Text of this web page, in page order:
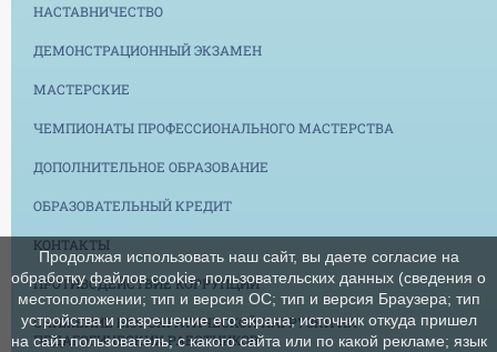
НАСТАВНИЧЕСТВО
ДЕМОНСТРАЦИОННЫЙ ЭКЗАМЕН
МАСТЕРСКИЕ
ЧЕМПИОНАТЫ ПРОФЕССИОНАЛЬНОГО МАСТЕРСТВА
ДОПОЛНИТЕЛЬНОЕ ОБРАЗОВАНИЕ
ОБРАЗОВАТЕЛЬНЫЙ КРЕДИТ
КОНТАКТЫ
ПРОТИВОДЕЙСТВИЕ КОРРУПЦИИ
СНИЖЕНИЕ БЮРОКРАТИЧЕСКОЙ НАГРУЗКИ НА
ПЕДАГОГИЧЕСКИХ РАБОТНИКОВ
Продолжая использовать наш сайт, вы даете согласие на
обработку файлов cookie, пользовательских данных (сведения о
местоположении; тип и версия ОС; тип и версия Браузера; тип
устройства и разрешение его экрана; источник откуда пришел
на сайт пользователь; с какого сайта или по какой рекламе; язык